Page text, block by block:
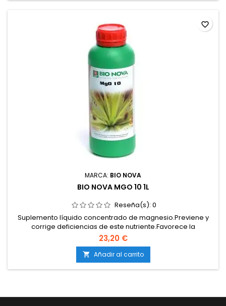
MARCA: BIO NOVA
BIO NOVA MGO 10 1L
Reseña(s): 0
Suplemento líquido concentrado de magnesio.Previene y
corrige deficiencias de este nutriente.Favorece la
fotosíntesis y la producción de energía.Asegura un
crecimiento sano y una floración de calidad.Compatible con
tierra, coco e hidroponía.
23,20 €
 Añadir al carrito
favorite_border